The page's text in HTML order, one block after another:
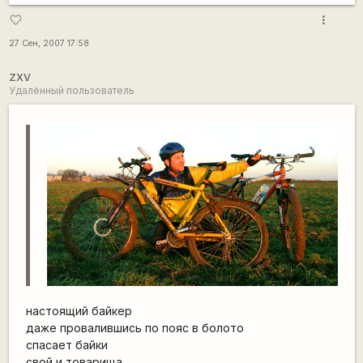
favorite_border
27 Сен, 2007 17:58
more_vert
ZXV
Удалённый пользователь
настоящий байкер
даже провалившись по пояс в болото
спасает байки